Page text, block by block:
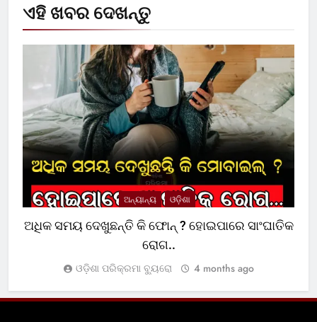
ଏହି ଖବର ଦେଖନ୍ତୁ
ଅନ୍ୟାନ୍ୟ ଓଡ଼ିଶା
ଅଧିକ ସମୟ ଦେଖୁଛନ୍ତି କି ଫୋନ୍ ? ହୋଇପାରେ ସାଂଘାତିକ
ରୋଗ..
ଓଡ଼ିଶା ପରିକ୍ରମା ବ୍ୟୁରୋ 4 months ago